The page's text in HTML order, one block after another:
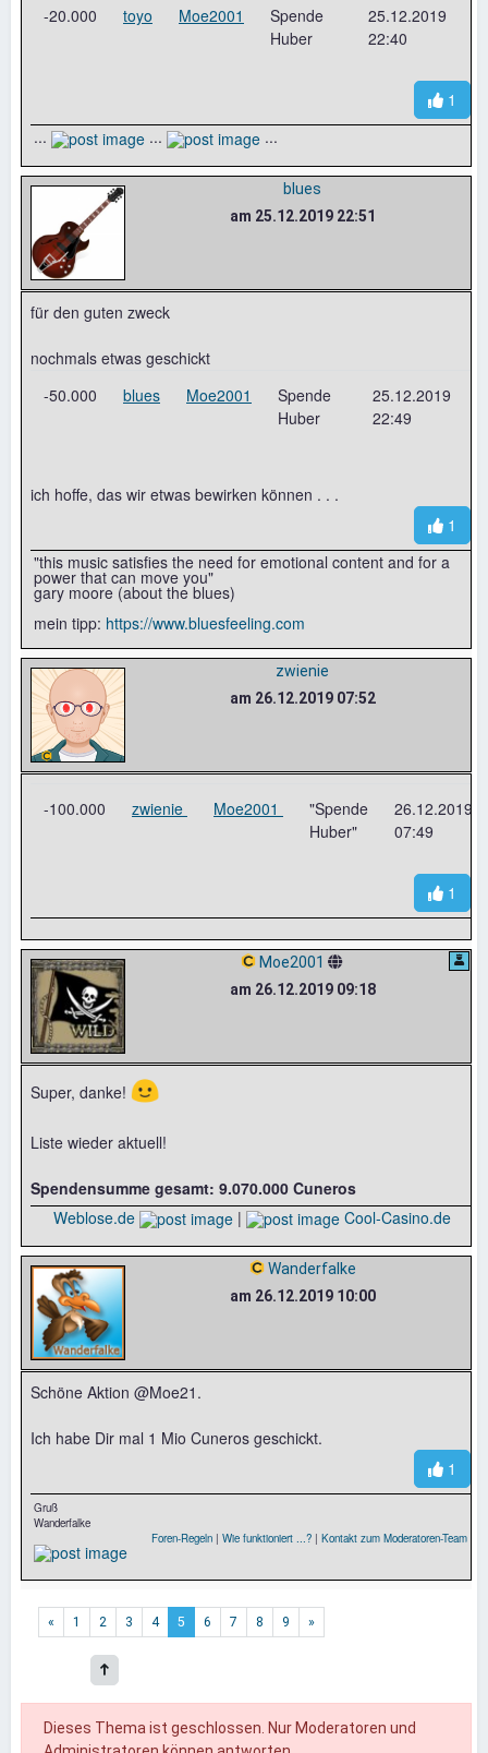
-20.000
toyo Moe2001
Spende
Huber
25.12.2019
22:40
1
...
... ...
blues
am 25.12.2019 22:51
für den guten zweck
nochmals etwas geschickt
-50.000
blues Moe2001
Spende
Huber
25.12.2019
22:49
ich hoffe, das wir etwas bewirken können . . .
1
"this music satisfies the need for emotional content and for a
power that can move you"
gary moore (about the blues)
mein tipp: https://www.bluesfeeling.com
zwienie
am 26.12.2019 07:52
-100.000 zwienie Moe2001
"Spende
Huber"
26.12.2019
07:49
1
Moe2001
am 26.12.2019 09:18
Super, danke! 🙂
Liste wieder aktuell!
Spendensumme gesamt: 9.070.000 Cuneros
Weblose.de
| Cool-Casino.de
Wanderfalke
am 26.12.2019 10:00
Schöne Aktion @Moe21.
Ich habe Dir mal 1 Mio Cuneros geschickt.
1
Gruß
Wanderfalke
Foren-Regeln | Wie funktioniert ...? | Kontakt zum Moderatoren-Team
« 1 2 3 4 5 6 7 8 9 »
Dieses Thema ist geschlossen. Nur Moderatoren und